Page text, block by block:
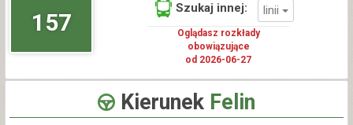
157
Szukaj innej: linii
Oglądasz rozkłady
obowiązujące
od 2026-06-27
Kierunek Felin